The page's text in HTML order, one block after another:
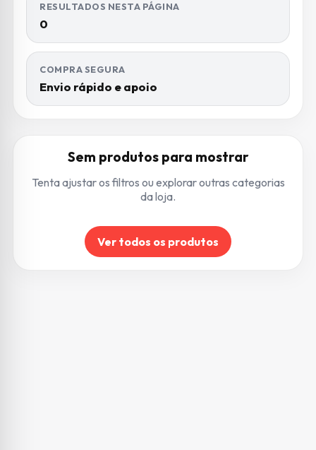
RESULTADOS NESTA PÁGINA
0
COMPRA SEGURA
Envio rápido e apoio
Sem produtos para mostrar
Tenta ajustar os filtros ou explorar outras categorias
da loja.
Ver todos os produtos